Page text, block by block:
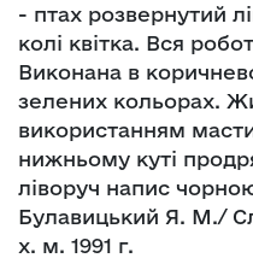
- птах розвернутий
колі квітка. Вся
Виконана в
зелених кольорах.
використанням
нижньому куті
ліворуч напис
Булавицький Я. М./
х. м. 1991 г.